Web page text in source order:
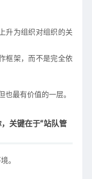
升为组织对组织的关
框架，而不是完全依
也最有价值的一层。
关键在于“站队管
。